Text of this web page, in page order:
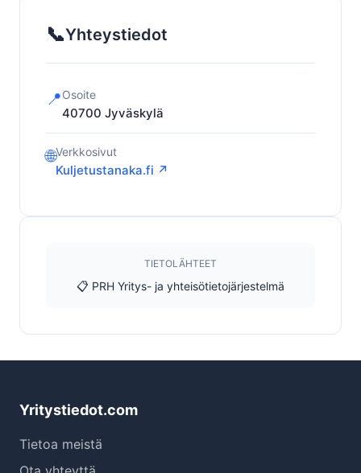
📞Yhteystiedot
📍Osoite
40700 Jyväskylä
🌐Verkkosivut
Kuljetustanaka.fi ↗
TIETOLÄHTEET
📋 PRH Yritys- ja yhteisötietojärjestelmä
Yritystiedot.com
Tietoa meistä